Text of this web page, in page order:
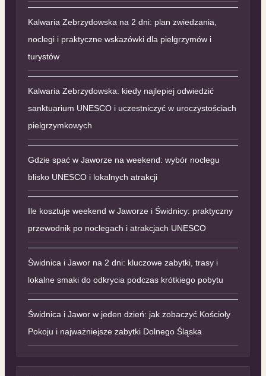
Kalwaria Zebrzydowska na 2 dni: plan zwiedzania,
noclegi i praktyczne wskazówki dla pielgrzymów i
turystów
Kalwaria Zebrzydowska: kiedy najlepiej odwiedzić
sanktuarium UNESCO i uczestniczyć w uroczystościach
pielgrzymkowych
Gdzie spać w Jaworze na weekend: wybór noclegu
blisko UNESCO i lokalnych atrakcji
Ile kosztuje weekend w Jaworze i Świdnicy: praktyczny
przewodnik po noclegach i atrakcjach UNESCO
Świdnica i Jawor na 2 dni: kluczowe zabytki, trasy i
lokalne smaki do odkrycia podczas krótkiego pobytu
Świdnica i Jawor w jeden dzień: jak zobaczyć Kościoły
Pokoju i najważniejsze zabytki Dolnego Śląska